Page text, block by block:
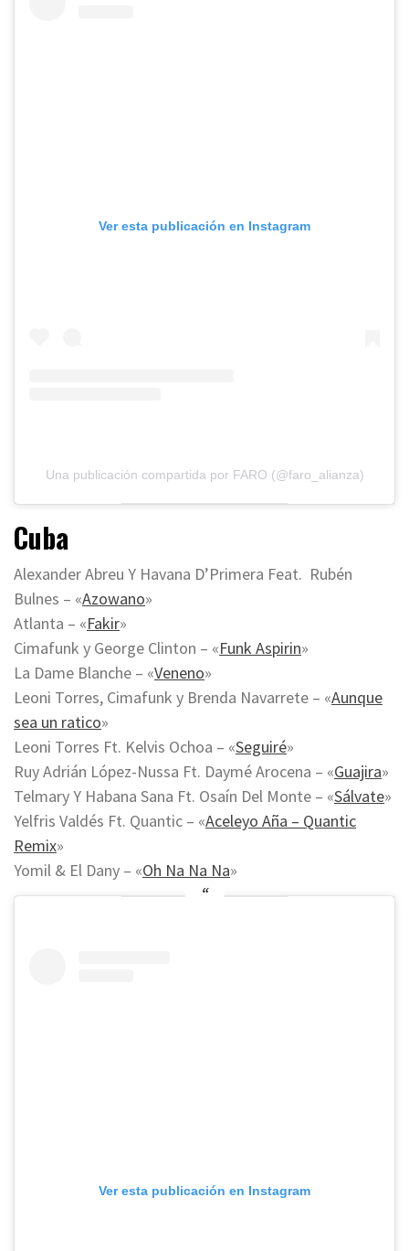
Ver esta publicación en Instagram
Una publicación compartida por FARO (@faro_alianza)
Cuba
Alexander Abreu Y Havana D’Primera Feat. Rubén
Bulnes – «Azowano»
Atlanta – «Fakir»
Cimafunk y George Clinton – «Funk Aspirin»
La Dame Blanche – «Veneno»
Leoni Torres, Cimafunk y Brenda Navarrete – «Aunque
sea un ratico»
Leoni Torres Ft. Kelvis Ochoa – «Seguiré»
Ruy Adrián López-Nussa Ft. Daymé Arocena – «Guajira»
Telmary Y Habana Sana Ft. Osaín Del Monte – «Sálvate»
Yelfris Valdés Ft. Quantic – «Aceleyo Aña – Quantic
Remix»
Yomil & El Dany – «Oh Na Na Na»
Ver esta publicación en Instagram